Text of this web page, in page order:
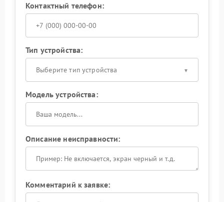
Контактный телефон:
Тип устройства:
Выберите тип устройства
Модель устройства:
Описание неисправности:
Комментарий к заявке: